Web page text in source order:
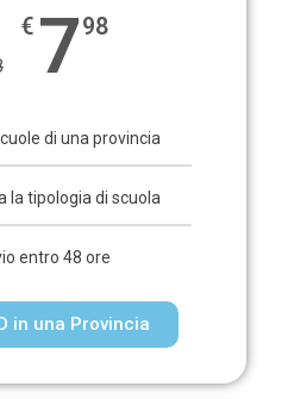
€ 798
di una provincia
la tipologia di scuola
entro 48 ore
in una Provincia